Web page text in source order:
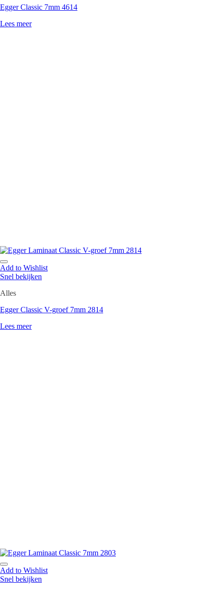
Egger Classic 7mm 4614
Lees meer
Add to Wishlist
Snel bekijken
Alles
Egger Classic V-groef 7mm 2814
Lees meer
Add to Wishlist
Snel bekijken